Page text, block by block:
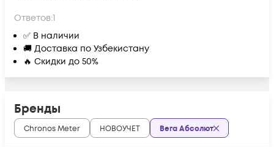
Ответов:1
✅ В наличии
🚚 Доставка по Узбекистану
🔥 Скидки до 50%
Бренды
Chronos Meter НОВОУЧЕТ Вега Абсолют